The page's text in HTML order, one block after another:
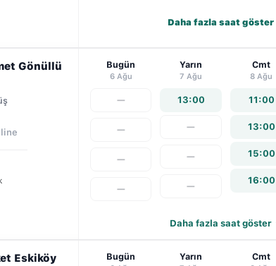
Daha fazla saat göster
Gönüllü Bugün
6 Ağu
—
—
—
—
Yarın
7 Ağu
13:00
—
—
—
Cmt
8 Ağu
11:00
13:00
15:00
16:00
Daha fazla saat göster
Eskiköy Bugün Yarın Cmt